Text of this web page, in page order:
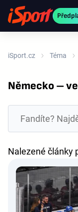
iSport.cz Téma
Německo –
Nalezené články